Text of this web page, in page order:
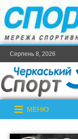
Серпень 8, 2026
МЕНЮ